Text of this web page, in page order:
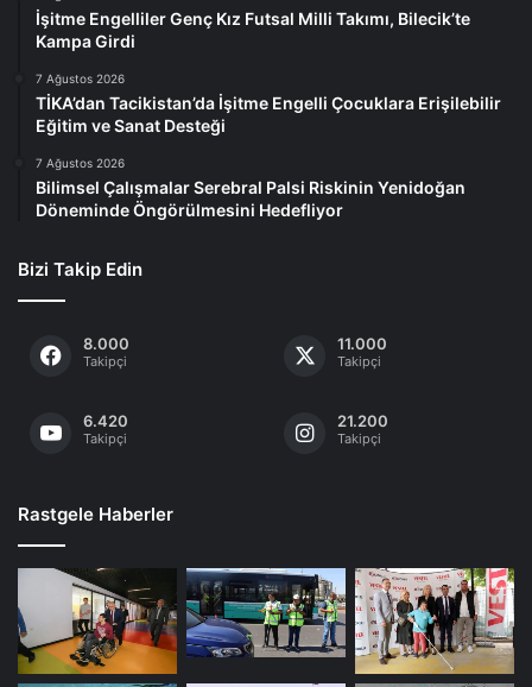
İşitme Engelliler Genç Kız Futsal Milli Takımı, Bilecik’te
Kampa Girdi
7 Ağustos 2026
TİKA’dan Tacikistan’da İşitme Engelli Çocuklara Erişilebilir
Eğitim ve Sanat Desteği
7 Ağustos 2026
Bilimsel Çalışmalar Serebral Palsi Riskinin Yenidoğan
Döneminde Öngörülmesini Hedefliyor
Bizi Takip Edin
8.000
Takipçi
11.000
Takipçi
6.420
Takipçi
21.200
Takipçi
Rastgele Haberler